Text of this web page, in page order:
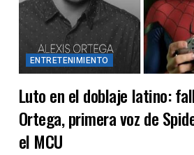
ENTRETENIMIENTO
Luto en el doblaje latino:
Ortega, primera voz de
el MCU